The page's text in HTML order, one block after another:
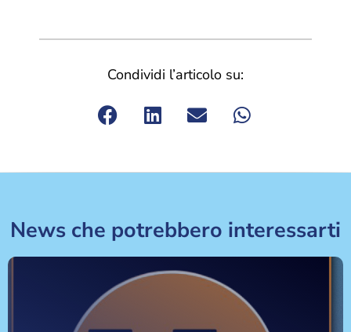
Condividi l’articolo su:
News che potrebbero interessarti